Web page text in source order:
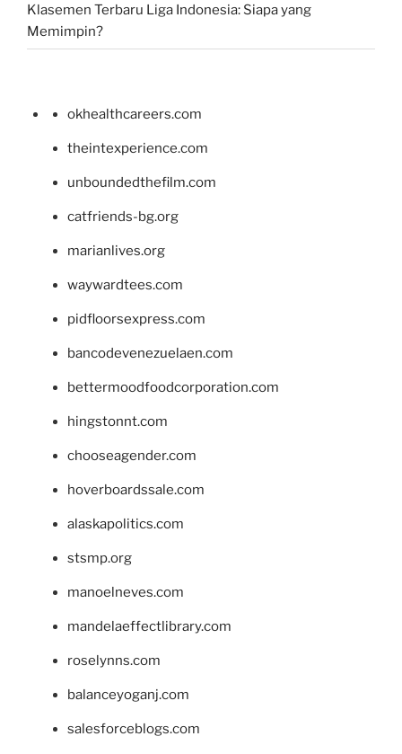
Klasemen Terbaru Liga Indonesia: Siapa yang
Memimpin?
okhealthcareers.com
theintexperience.com
unboundedthefilm.com
catfriends-bg.org
marianlives.org
waywardtees.com
pidfloorsexpress.com
bancodevenezuelaen.com
bettermoodfoodcorporation.com
hingstonnt.com
chooseagender.com
hoverboardssale.com
alaskapolitics.com
stsmp.org
manoelneves.com
mandelaeffectlibrary.com
roselynns.com
balanceyoganj.com
salesforceblogs.com